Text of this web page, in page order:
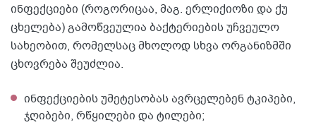
ინფექციები (როგორიცაა, მაგ. ერლიქიოზი და ქუ
ცხელება) გამოწვეულია ბაქტერიების უჩვეულო
სახეობით, რომელსაც მხოლოდ სხვა ორგანიზმში
ცხოვრება შეუძლია.
ინფექციების უმეტესობას ავრცელებენ ტკიპები,
ჯღიბები, რწყილები და ტილები;